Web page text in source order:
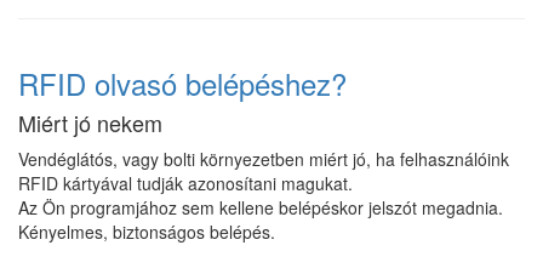
RFID olvasó belépéshez?
Miért jó nekem
Vendéglátós, vagy bolti környezetben miért jó, ha felhasználóink
RFID kártyával tudják azonosítani magukat.
Az Ön programjához sem kellene belépéskor jelszót megadnia.
Kényelmes, biztonságos belépés.